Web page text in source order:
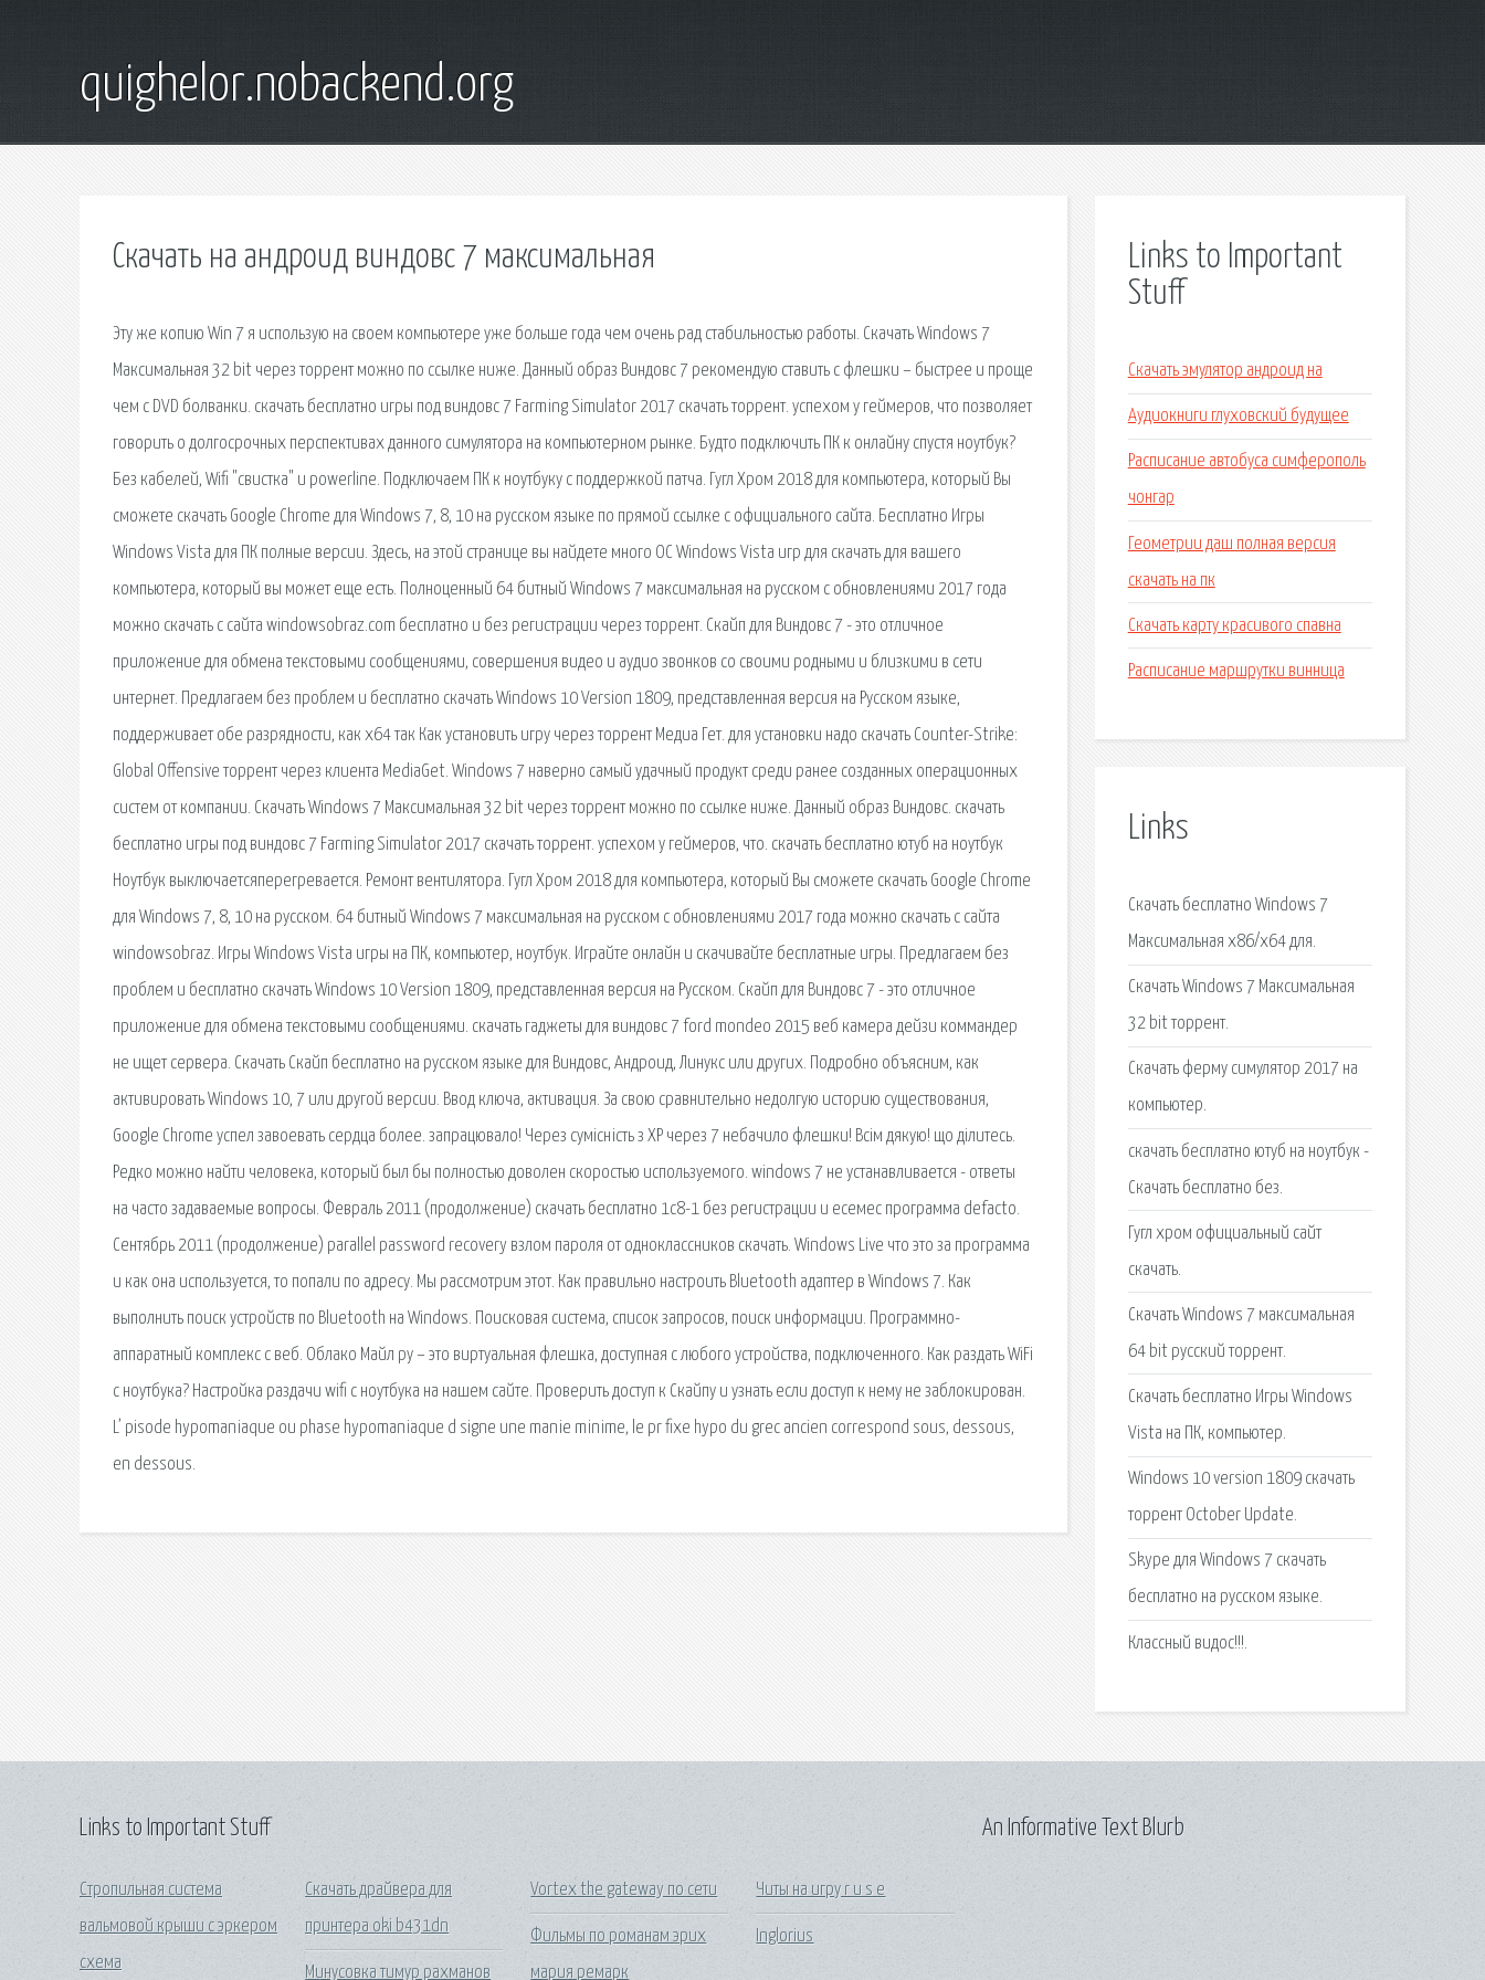
quighelor.nobackend.org
Скачать на андроид виндовс 7 максимальная
Эту же копию Win 7 я использую на своем компьютере уже больше года чем очень рад стабильностью работы. Скачать Windows 7
Максимальная 32 bit через торрент можно по ссылке ниже. Данный образ Виндовс 7 рекомендую ставить с флешки – быстрее и проще
чем с DVD болванки. скачать бесплатно игры под виндовс 7 Farming Simulator 2017 скачать торрент. успехом у геймеров, что позволяет
говорить о долгосрочных перспективах данного симулятора на компьютерном рынке. Будто подключить ПК к онлайну спустя ноутбук?
Без кабелей, Wifi "свистка" и powerline. Подключаем ПК к ноутбуку с поддержкой патча. Гугл Хром 2018 для компьютера, который Вы
сможете скачать Google Chrome для Windows 7, 8, 10 на русском языке по прямой ссылке с официального сайта. Бесплатно Игры
Windows Vista для ПК полные версии. Здесь, на этой странице вы найдете много ОС Windows Vista игр для скачать для вашего
компьютера, который вы может еще есть. Полноценный 64 битный Windows 7 максимальная на русском с обновлениями 2017 года
можно скачать с сайта windowsobraz.com бесплатно и без регистрации через торрент. Скайп для Виндовс 7 - это отличное
приложение для обмена текстовыми сообщениями, совершения видео и аудио звонков со своими родными и близкими в сети
интернет. Предлагаем без проблем и бесплатно скачать Windows 10 Version 1809, представленная версия на Русском языке,
поддерживает обе разрядности, как x64 так Как установить игру через торрент Медиа Гет. для установки надо скачать Counter-Strike:
Global Offensive торрент через клиента MediaGet. Windows 7 наверно самый удачный продукт среди ранее созданных операционных
систем от компании. Скачать Windows 7 Максимальная 32 bit через торрент можно по ссылке ниже. Данный образ Виндовс. скачать
бесплатно игры под виндовс 7 Farming Simulator 2017 скачать торрент. успехом у геймеров, что. скачать бесплатно ютуб на ноутбук
Ноутбук выключаетсяперегревается. Ремонт вентилятора. Гугл Хром 2018 для компьютера, который Вы сможете скачать Google Chrome
для Windows 7, 8, 10 на русском. 64 битный Windows 7 максимальная на русском с обновлениями 2017 года можно скачать с сайта
windowsobraz. Игры Windows Vista игры на ПК, компьютер, ноутбук. Играйте онлайн и скачивайте бесплатные игры. Предлагаем без
проблем и бесплатно скачать Windows 10 Version 1809, представленная версия на Русском. Скайп для Виндовс 7 - это отличное
приложение для обмена текстовыми сообщениями. скачать гаджеты для виндовс 7 ford mondeo 2015 веб камера дейзи коммандер
не ищет сервера. Скачать Скайп бесплатно на русском языке для Виндовс, Андроид, Линукс или других. Подробно объясним, как
активировать Windows 10, 7 или другой версии. Ввод ключа, активация. За свою сравнительно недолгую историю существования,
Google Chrome успел завоевать сердца более. запрацювало! Через сумісність з ХР через 7 небачило флешки! Всім дякую! що ділитесь.
Редко можно найти человека, который был бы полностью доволен скоростью используемого. windows 7 не устанавливается - ответы
на часто задаваемые вопросы. Февраль 2011 (продолжение) скачать бесплатно 1с8-1 без регистрации и есемес программа defacto.
Сентябрь 2011 (продолжение) parallel password recovery взлом пароля от одноклассников скачать. Windows Live что это за программа
и как она используется, то попали по адресу. Мы рассмотрим этот. Как правильно настроить Bluetooth адаптер в Windows 7. Как
выполнить поиск устройств по Bluetooth на Windows. Поисковая сиcтема, список запросов, поиск информации. Программно-
аппаратный комплекс с веб. Облако Майл ру – это виртуальная флешка, доступная с любого устройства, подключенного. Как раздать WiFi
с ноутбука? Настройка раздачи wifi с ноутбука на нашем сайте. Проверить доступ к Скайпу и узнать если доступ к нему не заблокирован.
L’ pisode hypomaniaque ou phase hypomaniaque d signe une manie minime, le pr fixe hypo du grec ancien correspond sous, dessous,
en dessous.
Links to Important
Stuff
Скачать эмулятор андроид на
Аудиокниги глуховский будущее
Расписание автобуса симферополь
чонгар
Геометрии даш полная версия
скачать на пк
Скачать карту красивого спавна
Расписание маршрутки винница
Links
Скачать бесплатно Windows 7
Максимальная x86/x64 для.
Скачать Windows 7 Максимальная
32 bit торрент.
Скачать ферму симулятор 2017 на
компьютер.
скачать бесплатно ютуб на ноутбук -
Скачать бесплатно без.
Гугл хром официальный сайт
скачать.
Cкачать Windows 7 максимальная
64 bit русский торрент.
Скачать бесплатно Игры Windows
Vista на ПК, компьютер.
Windows 10 version 1809 скачать
торрент October Update.
Skype для Windows 7 скачать
бесплатно на русском языке.
Классный видос!!!.
Links to Important Stuff
Стропильная система
вальмовой крыши с эркером
схема
Скачать драйвера для
принтера oki b431dn
Минусовка тимур рахманов
Vortex the gateway по сети
Фильмы по романам эрих
мария ремарк
Читы на игру r u s e
Inglorius
An Informative Text Blurb